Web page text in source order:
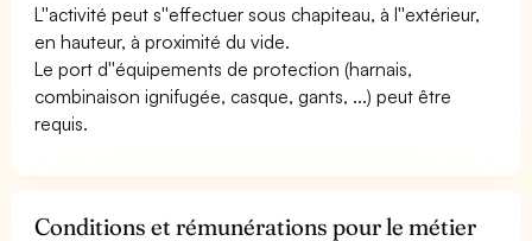
L''activité peut s''effectuer sous chapiteau, à l''extérieur,
en hauteur, à proximité du vide.
Le port d''équipements de protection (harnais,
combinaison ignifugée, casque, gants, ...) peut être
requis.
Conditions et rémunérations pour le métier